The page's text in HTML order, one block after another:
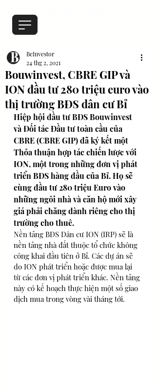
Bouwinvest, CBRE GIP và
ION đầu tư 280 triệu euro vào
thị trường BĐS dân cư Bỉ
BeInvestor
24 thg 2, 2021
Hiệp hội đầu tư BĐS Bouwinvest
và Đối tác Đầu tư toàn cầu của
CBRE (CBRE GIP) đã ký kết một
Thỏa thuận hợp tác chiến lược với
ION, một trong những đơn vị phát
triển BĐS hàng đầu của Bỉ. Họ sẽ
cùng đầu tư 280 triệu Euro vào
những ngôi nhà và căn hộ mới xây
giá phải chăng dành riêng cho thị
trường cho thuê.
Nền tảng BĐS Dân cư ION (IRP) sẽ là
nền tảng nhà đất thuộc tổ chức không
công khai đầu tiên ở Bỉ. Các dự án sẽ
do ION phát triển hoặc được mua lại
từ các đơn vị phát triển khác. Nền tảng
này có kế hoạch thực hiện một số giao
dịch mua trong vòng vài tháng tới.